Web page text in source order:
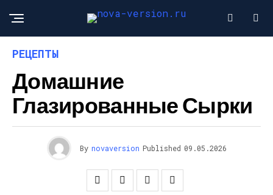
РЕЦЕПТЫ
Домашние
Глазированные Сырки
By novaversion Published 09.05.2026